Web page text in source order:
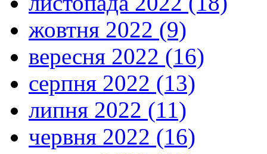
жовтня 2022 (9)
вересня 2022 (16)
серпня 2022 (13)
липня 2022 (11)
червня 2022 (16)